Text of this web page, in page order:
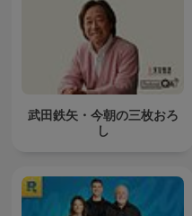
武田鉄矢・今朝の三枚おろ
し